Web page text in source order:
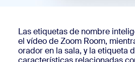
Las etiquetas de nombre
el vídeo de Zoom Room,
orador en la sala, y la etiqueta